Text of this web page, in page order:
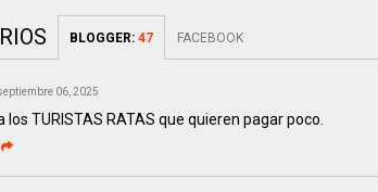
BLOGGER: 47 FACEBOOK
06, 2025
los TURISTAS RATAS que quieren pagar poco.